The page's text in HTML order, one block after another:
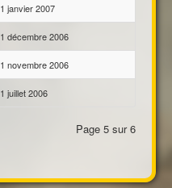
1 janvier 2007
1 décembre 2006
1 novembre 2006
1 juillet 2006
Page 5 sur 6